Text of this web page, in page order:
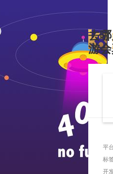
去
游
平
标
开